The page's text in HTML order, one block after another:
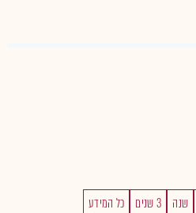
שנה 3 שנים כל המידע